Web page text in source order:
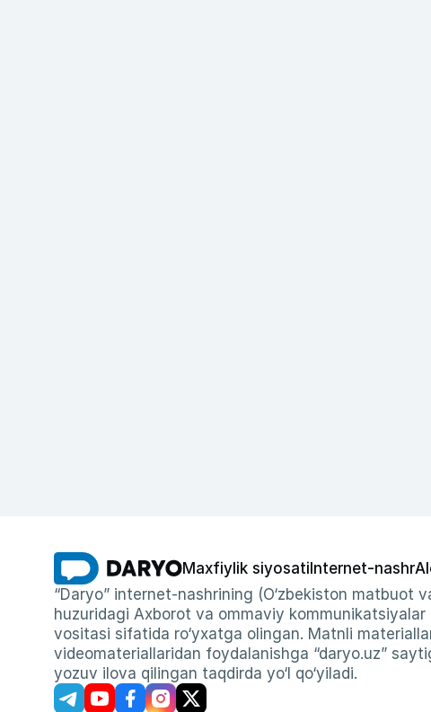
Maxfiylik siyosati Internet-nashr
“Daryo” internet-nashrining (O‘zbekiston matbuot
huzuridagi Axborot va ommaviy
vositasi sifatida ro‘yxatga olingan. Matnli
videomateriallaridan foydalanishga “daryo.uz”
yozuv ilova qilingan taqdirda yo‘l qo‘yiladi.